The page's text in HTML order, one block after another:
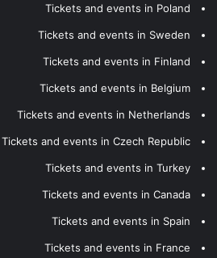
Tickets and events in Poland
Tickets and events in Sweden
Tickets and events in Finland
Tickets and events in Belgium
Tickets and events in Netherlands
Tickets and events in Czech Republic
Tickets and events in Turkey
Tickets and events in Canada
Tickets and events in Spain
Tickets and events in France